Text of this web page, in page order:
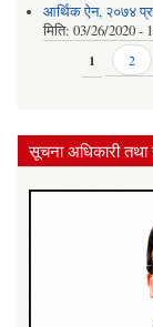
आर्थिक ऐन, २०७४
मिति: 03/26/2020 -
1 2
सूचना अधिकारी